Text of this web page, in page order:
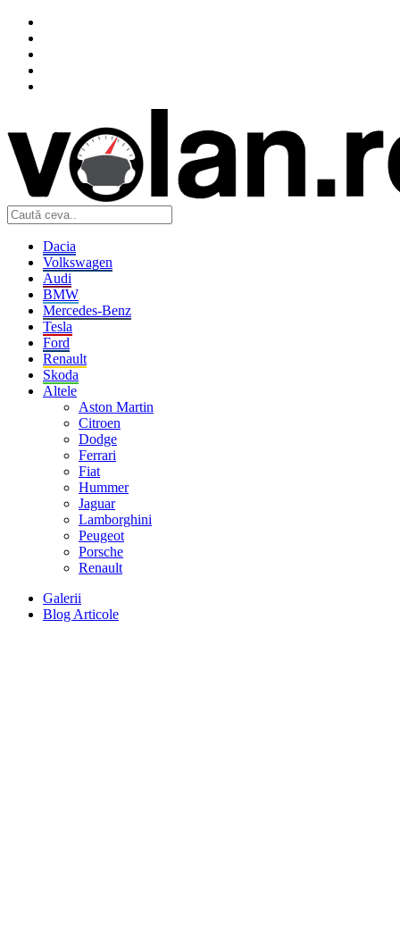
Dacia
Volkswagen
Audi
BMW
Mercedes-Benz
Tesla
Ford
Renault
Skoda
Altele
Aston Martin
Citroen
Dodge
Ferrari
Fiat
Hummer
Jaguar
Lamborghini
Peugeot
Porsche
Renault
Galerii
Blog Articole